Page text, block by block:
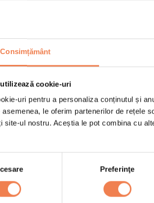
Consimțământ
cookie-uri
uri pentru a personaliza conținutul și
asemenea, le oferim partenerilor de rețele
site-ul nostru. Aceștia le pot combina cu
Preferinţe
pe măsură ce le adaugi.